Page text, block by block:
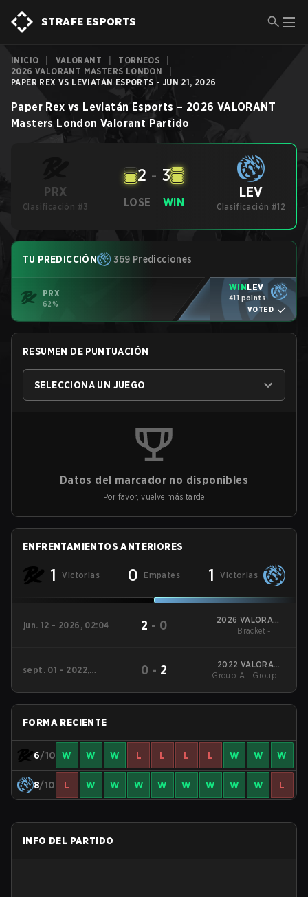
STRAFE ESPORTS
INICIO VALORANT TORNEOS
2026 VALORANT MASTERS LONDON
PAPER REX VS LEVIATÁN ESPORTS - JUN 21, 2026
Paper Rex vs Leviatán Esports – 2026 VALORANT
Masters London Valorant Partido
PRX
Clasificación #3 LOSE
2 - 3
WIN
LEV
Clasificación #12
TU PREDICCIÓN 369 Predicciones
PRX
62%
WINLEV
411 points
VOTED
RESUMEN DE PUNTUACIÓN
SELECCIONA UN JUEGO
Datos del marcador no disponibles
Por favor, vuelve más tarde
ENFRENTAMIENTOS ANTERIORES
1 Victorias 0 Empates 1 Victorias
jun. 12 - 2026, 02:04 2 - 0
2026 VALORANT
Masters London
Bracket - UB
sept. 01 - 2022,
0 - 2
2022 VALORANT
Champions
Group A - Group A
FORMA RECIENTE
6/10 W W W L L L L W W W
8/10 L W W W W W W W W L
INFO DEL PARTIDO